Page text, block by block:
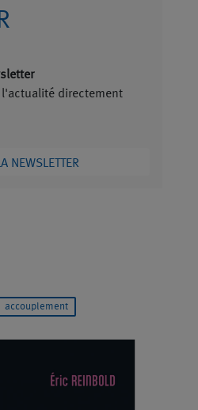
directement
NEWSLETTER
accouplement